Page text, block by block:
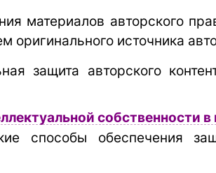
материалов авторского
источника
защита авторского
собственности в
способы обеспечения